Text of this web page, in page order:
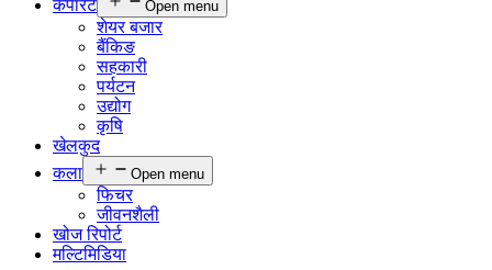
कर्पाेरेट
Open menu
शेयर बजार
बैंकिङ
सहकारी
पर्यटन
उद्योग
कृषि
खेलकुद
कला
Open menu
फिचर
जीवनशैली
खोज रिपोर्ट
मल्टिमिडिया